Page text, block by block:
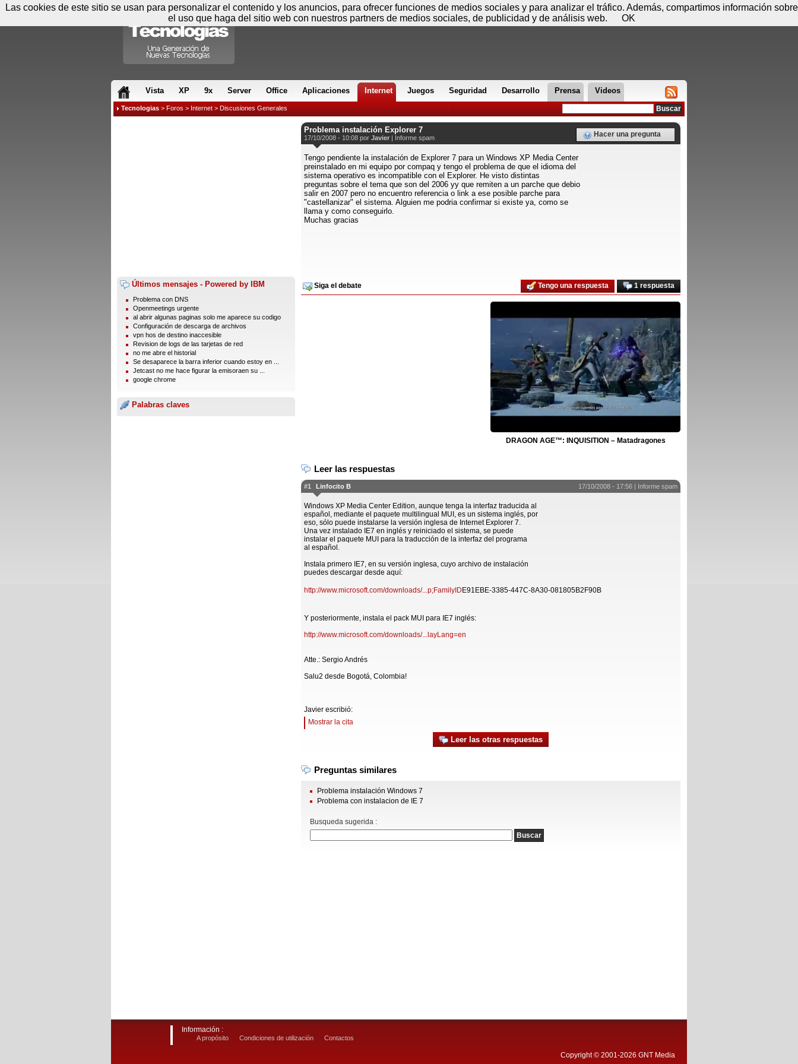
Vista XP 9x Server Office Aplicaciones Internet Juegos Seguridad Desarrollo Prensa Videos
Tecnologias > Foros > Internet > Discusiones Generales
Últimos mensajes - Powered by IBM
Problema con DNS
Openmeetings urgente
al abrir algunas paginas solo me aparece su codigo
Configuración de descarga de archivos
vpn hos de destino inaccesible
Revision de logs de las tarjetas de red
no me abre el historial
Se desaparece la barra inferior cuando estoy en ...
Jetcast no me hace figurar la emisoraen su ...
google chrome
Palabras claves
Problema instalación Explorer 7
17/10/2008 - 10:08 por Javier | Informe spam Hacer una pregunta
Tengo pendiente la instalación de Explorer 7 para un Windows XP Media Center
preinstalado en mi equipo por compaq y tengo el problema de que el idioma del
sistema operativo es incompatible con el Explorer. He visto distintas
preguntas sobre el tema que son del 2006 yy que remiten a un parche que debio
salir en 2007 pero no encuentro referencia o link a ese posible parche para
"castellanizar" el sistema. Alguien me podria confirmar si existe ya, como se
llama y como conseguirlo.
Muchas gracias
Siga el debate 1 respuesta
Tengo una respuesta
DRAGON AGE™: INQUISITION – Matadragones
Leer las respuestas
#1 Linfocito B 17/10/2008 - 17:56 | Informe spam
Windows XP Media Center Edition, aunque tenga la interfaz traducida al
español, mediante el paquete multilingual MUI, es un sistema inglés, por
eso, sólo puede instalarse la versión inglesa de Internet Explorer 7.
Una vez instalado IE7 en inglés y reiniciado el sistema, se puede
instalar el paquete MUI para la traducción de la interfaz del programa
al español.
Instala primero IE7, en su versión inglesa, cuyo archivo de instalación
puedes descargar desde aquí:
http://www.microsoft.com/downloads/...p;FamilyID E91EBE-3385-447C-8A30-081805B2F90B
Y posteriormente, instala el pack MUI para IE7 inglés:
http://www.microsoft.com/downloads/...layLang=en
Atte.: Sergio Andrés
Salu2 desde Bogotá, Colombia!
Javier escribió:
Mostrar la cita
Leer las otras respuestas
Preguntas similares
Problema instalación Windows 7
Problema con instalacion de IE 7
Busqueda sugerida :
Sábado 08 de agosto - 10:35 Registrar Conectar
Información :
A propósito Condiciones de utilización Contactos
Copyright © 2001-2026 GNT Media
Las cookies de este sitio se usan para personalizar el contenido y los anuncios, para ofrecer funciones de medios sociales y para analizar el tráfico. Además, compartimos información sobre
el uso que haga del sitio web con nuestros partners de medios sociales, de publicidad y de análisis web.
OK